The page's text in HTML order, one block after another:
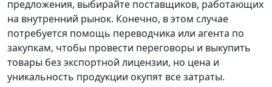
предложения, выбирайте поставщиков, работающих
на внутренний рынок. Конечно, в этом случае
потребуется помощь переводчика или агента по
закупкам, чтобы провести переговоры и выкупить
товары без экспортной лицензии, но цена и
уникальность продукции окупят все затраты.